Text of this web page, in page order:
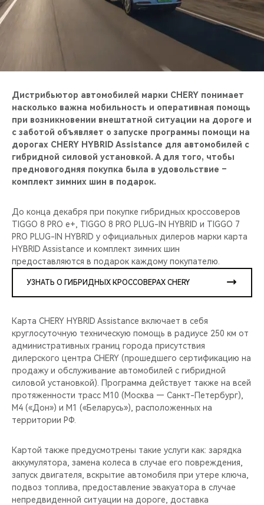
ВИДЕООБЗОРЫ
CHERY ДЛЯ ДЕТЕЙ
Дистрибьютор автомобилей марки CHERY понимает
насколько важна мобильность и оперативная помощь
при возникновении внештатной ситуации на дороге и
с заботой объявляет о запуске программы помощи на
дорогах CHERY HYBRID Assistance для автомобилей с
гибридной силовой установкой. А для того, чтобы
предновогодняя покупка была в удовольствие –
комплект зимних шин в подарок.
До конца декабря при покупке гибридных кроссоверов
TIGGO 8 PRO e+, TIGGO 8 PRO PLUG-IN HYBRID и TIGGO 7
PRO PLUG-IN HYBRID у официальных дилеров марки карта
HYBRID Assistance и комплект зимних шин
предоставляются в подарок каждому покупателю.
УЗНАТЬ О ГИБРИДНЫХ КРОССОВЕРАХ CHERY
Карта CHERY HYBRID Assistance включает в себя
круглосуточную техническую помощь в радиусе 250 км от
административных границ города присутствия
дилерского центра CHERY (прошедшего сертификацию на
продажу и обслуживание автомобилей с гибридной
силовой установкой). Программа действует также на всей
протяженности трасс М10 (Москва — Санкт-Петербург),
М4 («Дон») и М1 («Беларусь»), расположенных на
территории РФ.
Картой также предусмотрены такие услуги как: зарядка
аккумулятора, замена колеса в случае его повреждения,
запуск двигателя, вскрытие автомобиля при утере ключа,
подвоз топлива, предоставление эвакуатора в случае
непредвиденной ситуации на дороге, доставка